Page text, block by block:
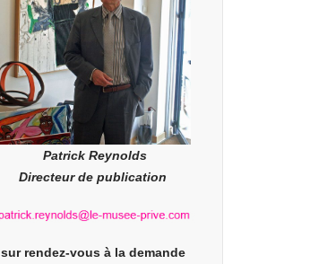
Patrick Reynolds
Directeur de publication
sur rendez-vous à la demande